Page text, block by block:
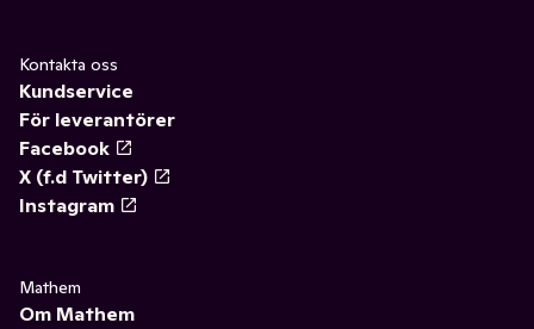
Kontakta oss
Kundservice
För leverantörer
Facebook
X (f.d Twitter)
Instagram
Mathem
Om Mathem